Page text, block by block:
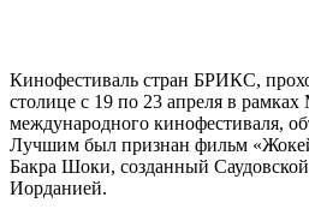
Кинофестиваль стран БРИКС,
столице с 19 по 23 апреля в рамках
международного кинофестиваля,
Лучшим был признан фильм
Бакра Шоки, созданный
Иорданией.